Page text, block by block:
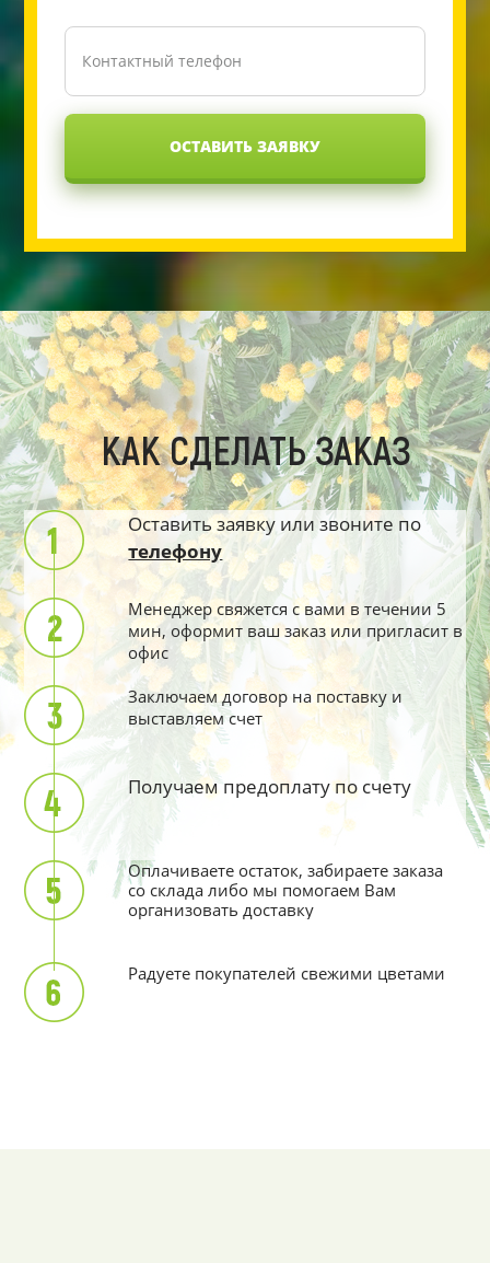
ОСТАВИТЬ ЗАЯВКУ
КАК СДЕЛАТЬ ЗАКАЗ
Оставить заявку или звоните по
телефону
Менеджер свяжется с вами в течении 5
мин, оформит ваш заказ или пригласит в
офис
Заключаем договор на поставку и
выставляем счет
Получаем предоплату по счету
Оплачиваете остаток, забираете заказа
со склада либо мы помогаем Вам
организовать доставку
Радуете покупателей свежими цветами